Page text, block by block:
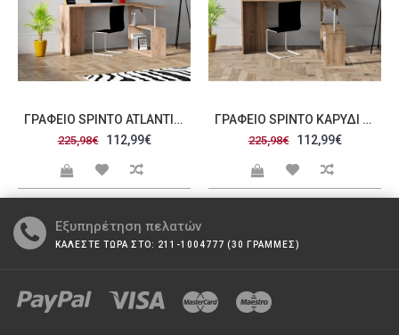
ΓΡΑΦΕΊO SPINTO ATLANTIC PINE ΧΡΏΜΑ ΜΕΛΑΜΊΝΗ 130X50X73 8CM C439083
225,98€ 112,99€
ΓΡΑΦΕΊO SPINTO ΚΑΡΥΔΊ ΧΡΏΜΑ ΜΕΛΑΜΊΝΗ 130X50X73 8CM C439084
225,98€ 112,99€
Εξυπηρέτηση πελατών
ΚΑΛΕΣΤΕ ΤΩΡΑ ΣΤΟ: 211-1004777 (30 ΓΡΑΜΜΕΣ)